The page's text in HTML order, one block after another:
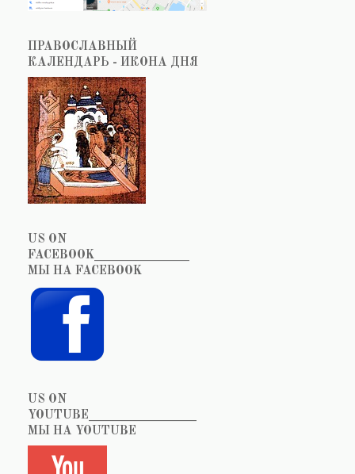
ПРАВОСЛАВНЫЙ
КАЛЕНДАРЬ - ИКОНА ДНЯ
US ON
FACEBOOK_______________
МЫ НА FACEBOOK
US ON
YOUTUBE_________________
МЫ НА YOUTUBE